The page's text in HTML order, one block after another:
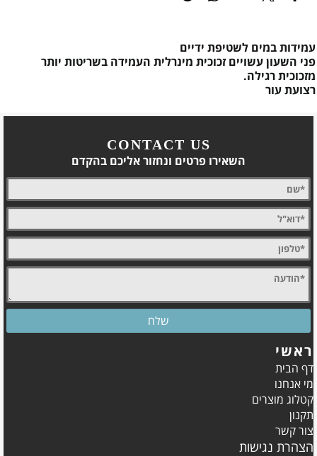
עמידות במים לשטיפת ידיים
פני השעון עשויים זכוכית מינרלית העמידה בשריטות יותר
מזכוכית רגילה.
רצועת עור
CONTACT US
השאירו פרטים ונחזור אליכם בהקדם
ראשי
דף הבית
מי אנחנו
קטלוג מוצרים
תקנון
צור קשר
הצהרת נגישות